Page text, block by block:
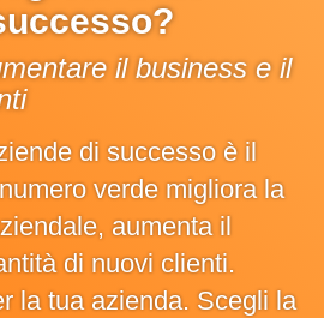
il business e il
di successo è il
verde migliora la
aumenta il
di nuovi clienti.
la tua azienda. Scegli la